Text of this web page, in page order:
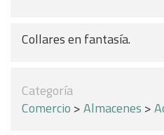
Collares en fantasía.
Categoría
Comercio >Almacenes >